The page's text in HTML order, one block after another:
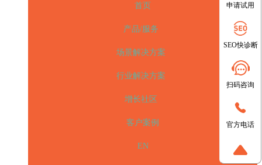
首页
产品/服务
场景解决方案
行业解决方案
增长社区
客户案例
EN
申请试用
SEO快诊断
扫码咨询
官方电话